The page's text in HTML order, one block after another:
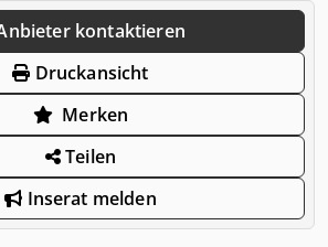
kontaktieren
Druckansicht
Merken
Teilen
Inserat melden